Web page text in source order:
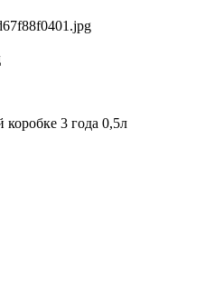
3 года 0,5л